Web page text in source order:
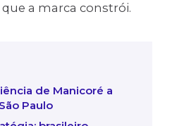
a marca constrói.
de Manicoré a
Paulo